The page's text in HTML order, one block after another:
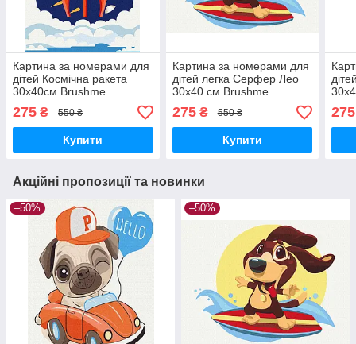
Картина за номерами для
дітей Космічна ракета
30x40см Brushme
KBS0112
275 ₴ 550 ₴
Купити
Картина за номерами для
дітей легка Серфер Лео
30х40 см Brushme
KBS0114
275₴ 550 ₴
Купити
275
Акційні пропозиції та новинки
–50% –50%